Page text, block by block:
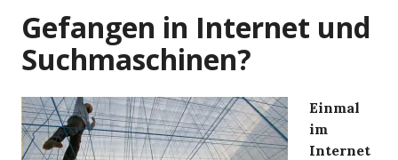
Gefangen in Internet und
Suchmaschinen?
Einmal
im
Internet